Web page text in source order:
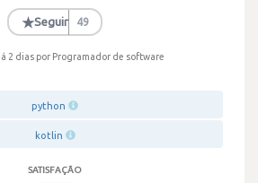
·
★Seguir 49
2 dias por Programador de software
python
kotlin
SATISFAÇÃO